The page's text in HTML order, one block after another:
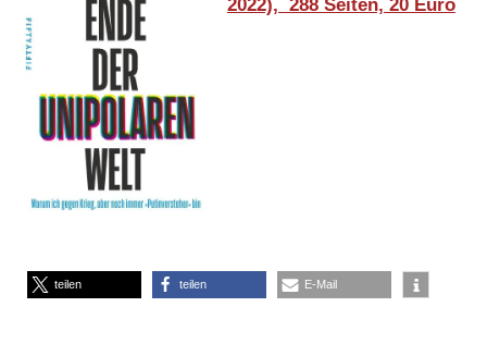
2022), 288 Seiten, 20 Euro
teilen teilen E-Mail